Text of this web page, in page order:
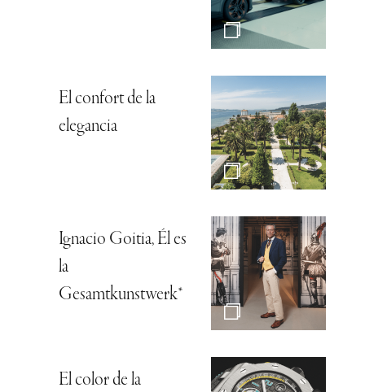
El confort de la
elegancia
Ignacio Goitia, Él es
la
Gesamtkunstwerk*
El color de la